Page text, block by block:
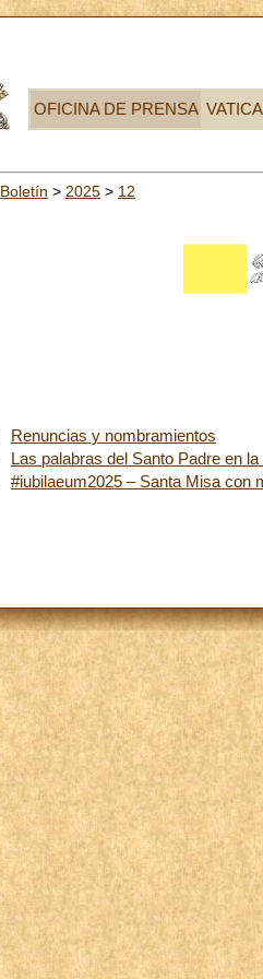
OFICINA DE PRENSA
Boletín > 2025 > 12
Renuncias y nombramientos
Las palabras del Santo Padre en
#iubilaeum2025 – Santa Misa con